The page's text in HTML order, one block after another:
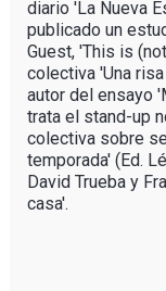
diario 'La Nueva
publicado un
Guest, 'This is
colectiva 'Una
autor del ensayo
trata el stand-up
colectiva sobre
temporada' (Ed.
David Trueba y
casa'.